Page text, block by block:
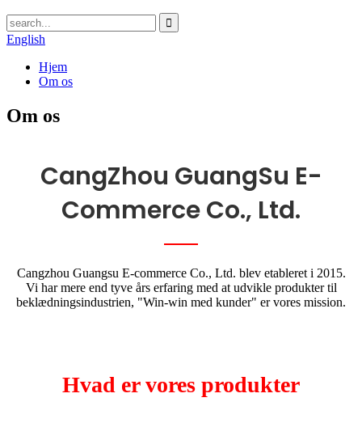
English
Hjem
Om os
Om os
CangZhou GuangSu E-
Commerce Co., Ltd.
Cangzhou Guangsu E-commerce Co., Ltd. blev etableret i 2015.
Vi har mere end tyve års erfaring med at udvikle produkter til
beklædningsindustrien, "Win-win med kunder" er vores mission.
Hvad er vores produkter